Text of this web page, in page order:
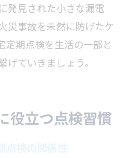
発見された小さな漏電
災事故を未然に防げたケ
定期点検を生活の一部と
げていきましょう。
役立つ点検習慣